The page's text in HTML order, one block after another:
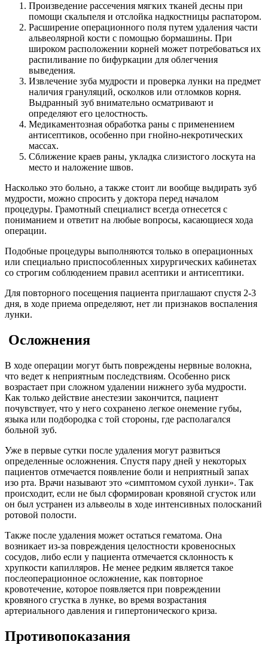
Произведение рассечения мягких тканей десны при
помощи скальпеля и отслойка надкостницы распатором.
Расширение операционного поля путем удаления части
альвеолярной кости с помощью бормашины. При
широком расположении корней может потребоваться их
распиливание по бифуркации для облегчения
выведения.
Извлечение зуба мудрости и проверка лунки на предмет
наличия грануляций, осколков или отломков корня.
Выдранный зуб внимательно осматривают и
определяют его целостность.
Медикаментозная обработка раны с применением
антисептиков, особенно при гнойно-некротических
массах.
Сближение краев раны, укладка слизистого лоскута на
место и наложение швов.
Насколько это больно, а также стоит ли вообще выдирать зуб
мудрости, можно спросить у доктора перед началом
процедуры. Грамотный специалист всегда отнесется с
пониманием и ответит на любые вопросы, касающиеся хода
операции.
Подобные процедуры выполняются только в операционных
или специально приспособленных хирургических кабинетах
со строгим соблюдением правил асептики и антисептики.
Для повторного посещения пациента приглашают спустя 2-3
дня, в ходе приема определяют, нет ли признаков воспаления
лунки.
Осложнения
В ходе операции могут быть повреждены нервные волокна,
что ведет к неприятным последствиям. Особенно риск
возрастает при сложном удалении нижнего зуба мудрости.
Как только действие анестезии закончится, пациент
почувствует, что у него сохранено легкое онемение губы,
языка или подбородка с той стороны, где располагался
больной зуб.
Уже в первые сутки после удаления могут развиться
определенные осложнения. Спустя пару дней у некоторых
пациентов отмечается появление боли и неприятный запах
изо рта. Врачи называют это «симптомом сухой лунки». Так
происходит, если не был сформирован кровяной сгусток или
он был устранен из альвеолы в ходе интенсивных полосканий
ротовой полости.
Также после удаления может остаться гематома. Она
возникает из-за повреждения целостности кровеносных
сосудов, либо если у пациента отмечается склонность к
хрупкости капилляров. Не менее редким является такое
послеоперационное осложнение, как повторное
кровотечение, которое появляется при повреждении
кровяного сгустка в лунке, во время возрастания
артериального давления и гипертонического криза.
Противопоказания